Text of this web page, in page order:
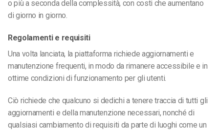
o più a seconda della complessità, con costi che aumentano
di giorno in giorno.
Regolamenti e requisiti
Una volta lanciata, la piattaforma richiede aggiornamenti e
manutenzione frequenti, in modo da rimanere accessibile e in
ottime condizioni di funzionamento per gli utenti.
Ciò richiede che qualcuno si dedichi a tenere traccia di tutti gli
aggiornamenti e della manutenzione necessari, nonché di
qualsiasi cambiamento di requisiti da parte di luoghi come un